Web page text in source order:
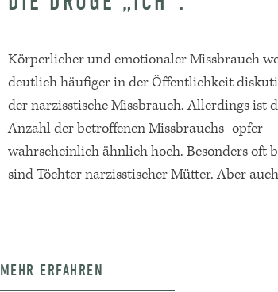
Körperlicher und emotionaler Missbrauch
deutlich häufiger in der Öffentlichkeit
der narzisstische Missbrauch. Allerdings ist
Anzahl der betroffenen Missbrauchs- opfer
wahrscheinlich ähnlich hoch. Besonders oft
sind Töchter narzisstischer Mütter. Aber auch
MEHR ERFAHREN